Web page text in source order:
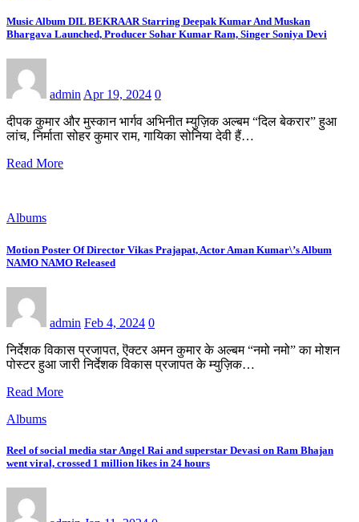
Music Album DIL BEKRAAR Starring Deepak Kumar And Muskan
Bhargava Launched, Producer Sohar Kumar Ram, Singer Soniya Devi
admin Apr 19, 2024 0
दीपक कुमार और मुस्कान भार्गव अभिनीत म्युज़िक अल्बम “दिल बेकरार” हुआ
लांच, निर्माता सोहर कुमार राम, गायिका सोनिया देवी हैं…
Read More
Albums
Motion Poster Of Director Vikas Prajapat, Actor Aman Kumar\’s Album
NAMO NAMO Released
admin Feb 4, 2024 0
निर्देशक विकास प्रजापत, ऎक्टर अमन कुमार के अल्बम “नमो नमो” का मोशन
पोस्टर हुआ जारी निर्देशक विकास प्रजापत के म्युज़िक…
Read More
Albums
Reel of social media star Angel Rai and superstar Devasi on Ram Bhajan
went viral, crossed 1 million likes in 24 hours